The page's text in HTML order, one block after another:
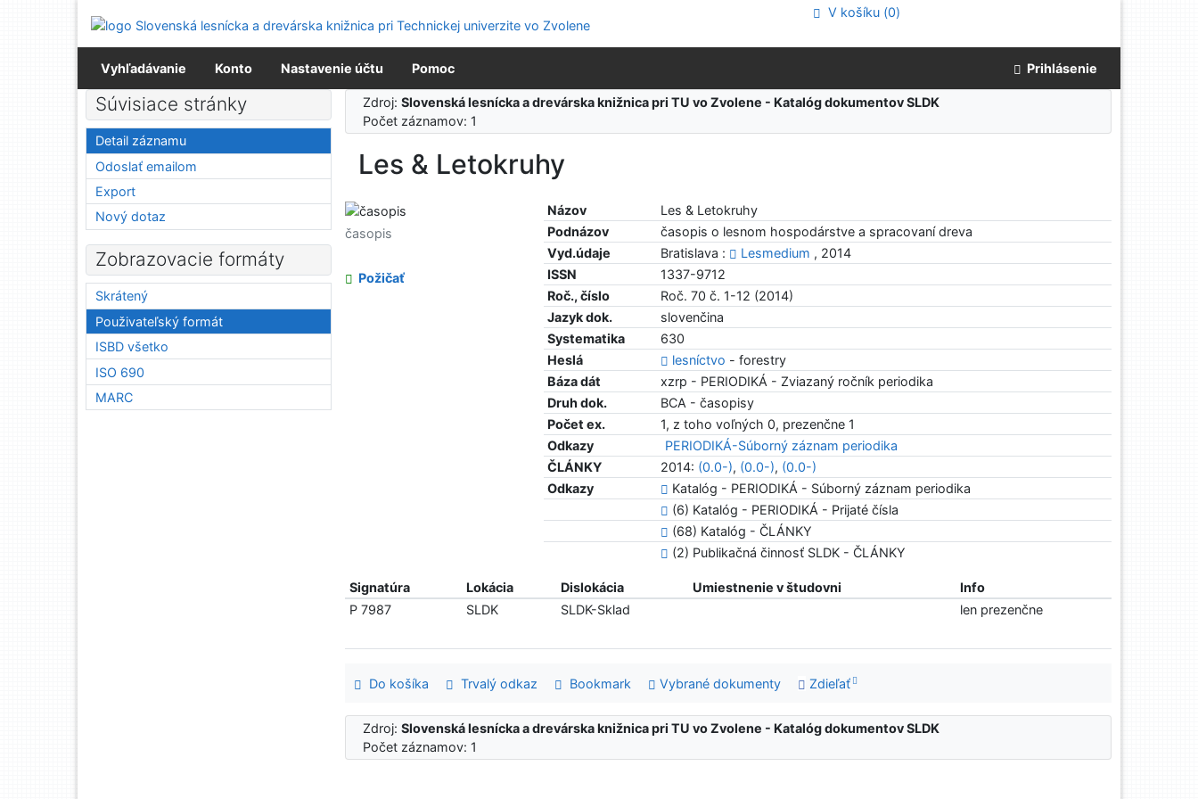
Prejsť na menu
Prehlásenie o webovej prístupnosti
V košíku (0)
Vyhľadávanie Konto Nastavenie účtu Pomoc Prihlásenie
Zdroj:Slovenská lesnícka a drevárska knižnica pri TU vo Zvolene - Katalóg dokumentov SLDK
Počet záznamov: 1
Les & Letokruhy
Názov
Les & Letokruhy
Podnázov
časopis o lesnom hospodárstve a spracovaní dreva
Vyd.údaje
Bratislava : Lesmedium , 2014
ISSN
1337-9712
Roč., číslo
Roč. 70 č. 1-12 (2014)
Jazyk dok.
slovenčina
Systematika
630
Heslá
lesníctvo - forestry
Báza dát
xzrp - PERIODIKÁ - Zviazaný ročník periodika
Druh dok.
BCA - časopisy
Počet ex.
1, z toho voľných 0, prezenčne 1
Odkazy
PERIODIKÁ-Súborný záznam periodika
ČLÁNKY
2014: (0.0-), (0.0-), (0.0-)
Odkazy
Katalóg - PERIODIKÁ - Súborný záznam periodika
(6) Katalóg - PERIODIKÁ - Prijaté čísla
(68) Katalóg - ČLÁNKY
(2) Publikačná činnosť SLDK - ČLÁNKY
časopis
Požičať
Signatúra Lokácia Dislokácia Umiestnenie v študovni
Info
P 7987
SLDK SLDK-Sklad len prezenčne
Do košíka Trvalý odkaz Bookmark Vybrané dokumenty Zdieľať
Zdroj:Slovenská lesnícka a drevárska knižnica pri TU vo Zvolene - Katalóg dokumentov SLDK
Počet záznamov: 1
Súvisiace stránky
Detail záznamu
Odoslať emailom
Export
Nový dotaz
Zobrazovacie formáty
Skrátený
Použivateľský formát
ISBD všetko
ISO 690
MARC